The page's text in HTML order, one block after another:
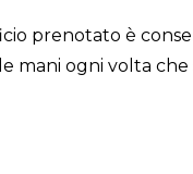
prenotato è
mani ogni volta che